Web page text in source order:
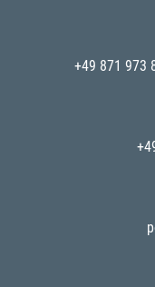
+49 871 973